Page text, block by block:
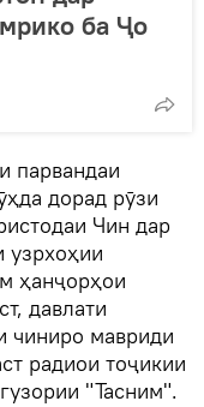
ба Ҷо
парвандаи
дорад рӯзи
Чин дар
узрхоҳии
ҳанҷорҳои
давлати
чиниро мавриди
радиои тоҷикии
"Тасним".